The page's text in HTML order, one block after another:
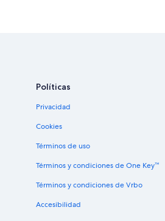
Políticas
Privacidad
Cookies
Términos de uso
Términos y condiciones de One Key™
Términos y condiciones de Vrbo
Accesibilidad